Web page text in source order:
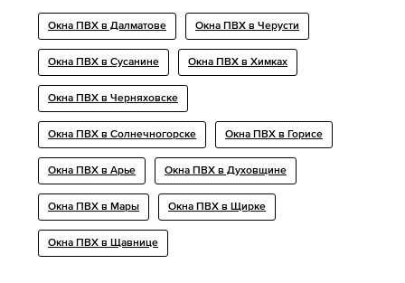
Окна ПВХ в Далматове Окна ПВХ в Черусти
Окна ПВХ в Сусанине Окна ПВХ в Химках
Окна ПВХ в Черняховске
Окна ПВХ в Солнечногорске Окна ПВХ в Горисе
Окна ПВХ в Арье Окна ПВХ в Духовщине
Окна ПВХ в Мары Окна ПВХ в Щирке
Окна ПВХ в Щавнице